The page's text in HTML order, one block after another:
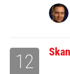
12